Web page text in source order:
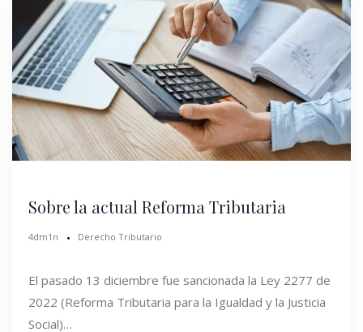
Sobre la actual Reforma Tributaria
4dm1n Derecho Tributario
El pasado 13 diciembre fue sancionada la Ley 2277 de
2022 (Reforma Tributaria para la Igualdad y la Justicia
Social)…